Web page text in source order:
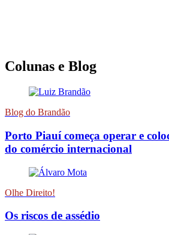
Colunas e Blog
Blog do Brandão
Porto Piauí começa operar e
do comércio internacional
Olhe Direito!
Os riscos de assédio